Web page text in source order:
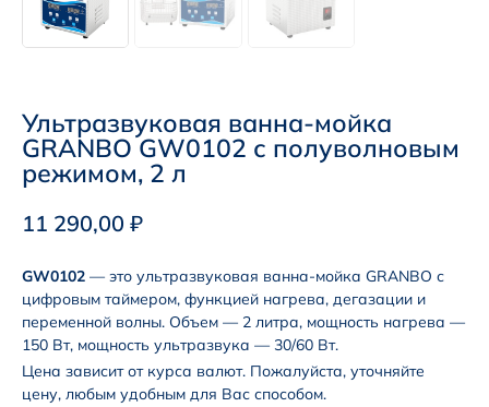
Ультразвуковая ванна-мойка
GRANBO GW0102 с полуволновым
режимом, 2 л
11 290,00 ₽
GW0102 — это ультразвуковая ванна-мойка GRANBO с
цифровым таймером, функцией нагрева, дегазации и
переменной волны. Объем — 2 литра, мощность нагрева —
150 Вт, мощность ультразвука — 30/60 Вт.
Цена зависит от курса валют. Пожалуйста, уточняйте
цену, любым удобным для Вас способом.